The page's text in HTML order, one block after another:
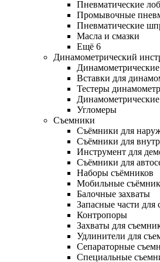
Пневматические
Промывочные
Пневматические
Масла и смазки
Ещё 6
Динамометрический
Динамометрические
Вставки для
Тестеры
Угломеры
Съемники
Съёмники для
Съёмники для
Инструмент для
Съёмники для
Наборы съёмников
Мобильные
Балочные захваты
Запасные части для
Контропоры
Захваты для
Удлинители для
Сепараторные
Специальные